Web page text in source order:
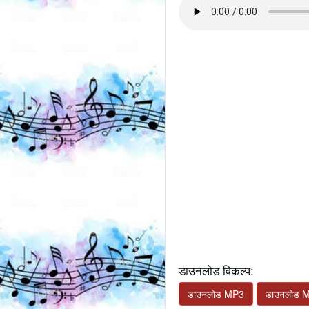
डाउनलोड विकल्प:
डाउनलोड MP3 डाउनलोड